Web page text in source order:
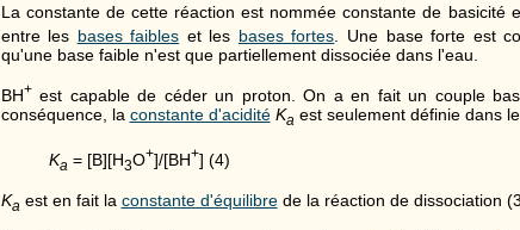
La constante de cette réaction est nommée constante de basicité
entre les bases faibles et les bases fortes . Une base forte est
qu'une base faible n'est que partiellement dissociée dans l'eau.
BH+est capable de céder un proton. On a en fait un couple
conséquence, la constante d'acidité Ka est seulement définie dans
Ka = [B][H3O+]/[BH+] (4)
Ka est en fait la constante d'équilibrede la réaction de dissociation